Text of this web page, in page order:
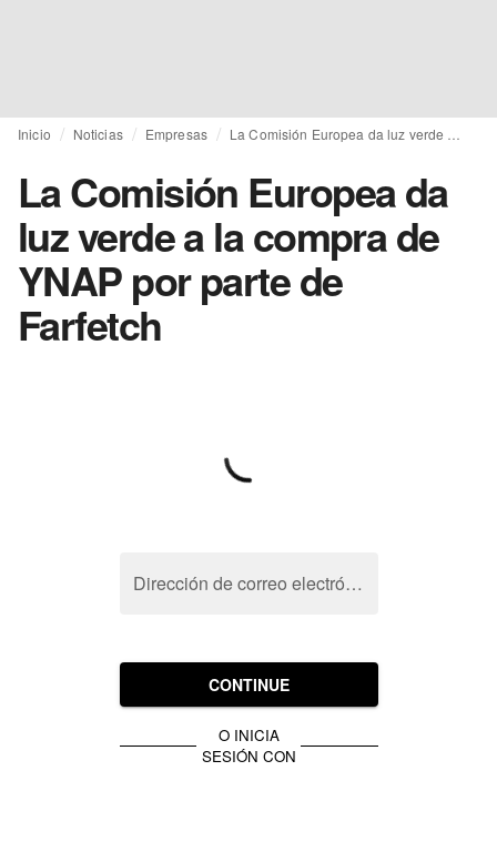
Inicio Noticias Empresas
La Comisión Europea da
luz verde a la compra de
YNAP por parte de
Farfetch
Dirección de correo electrónico
CONTINUE
O INICIA
SESIÓN CON